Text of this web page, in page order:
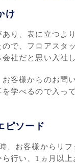
け
り、表に立つよ
ので、フロアスタ
社だと思い入社
客様からのお問
学べるので入っ
ピソード
、お客様からリ
行い、1ヵ月以